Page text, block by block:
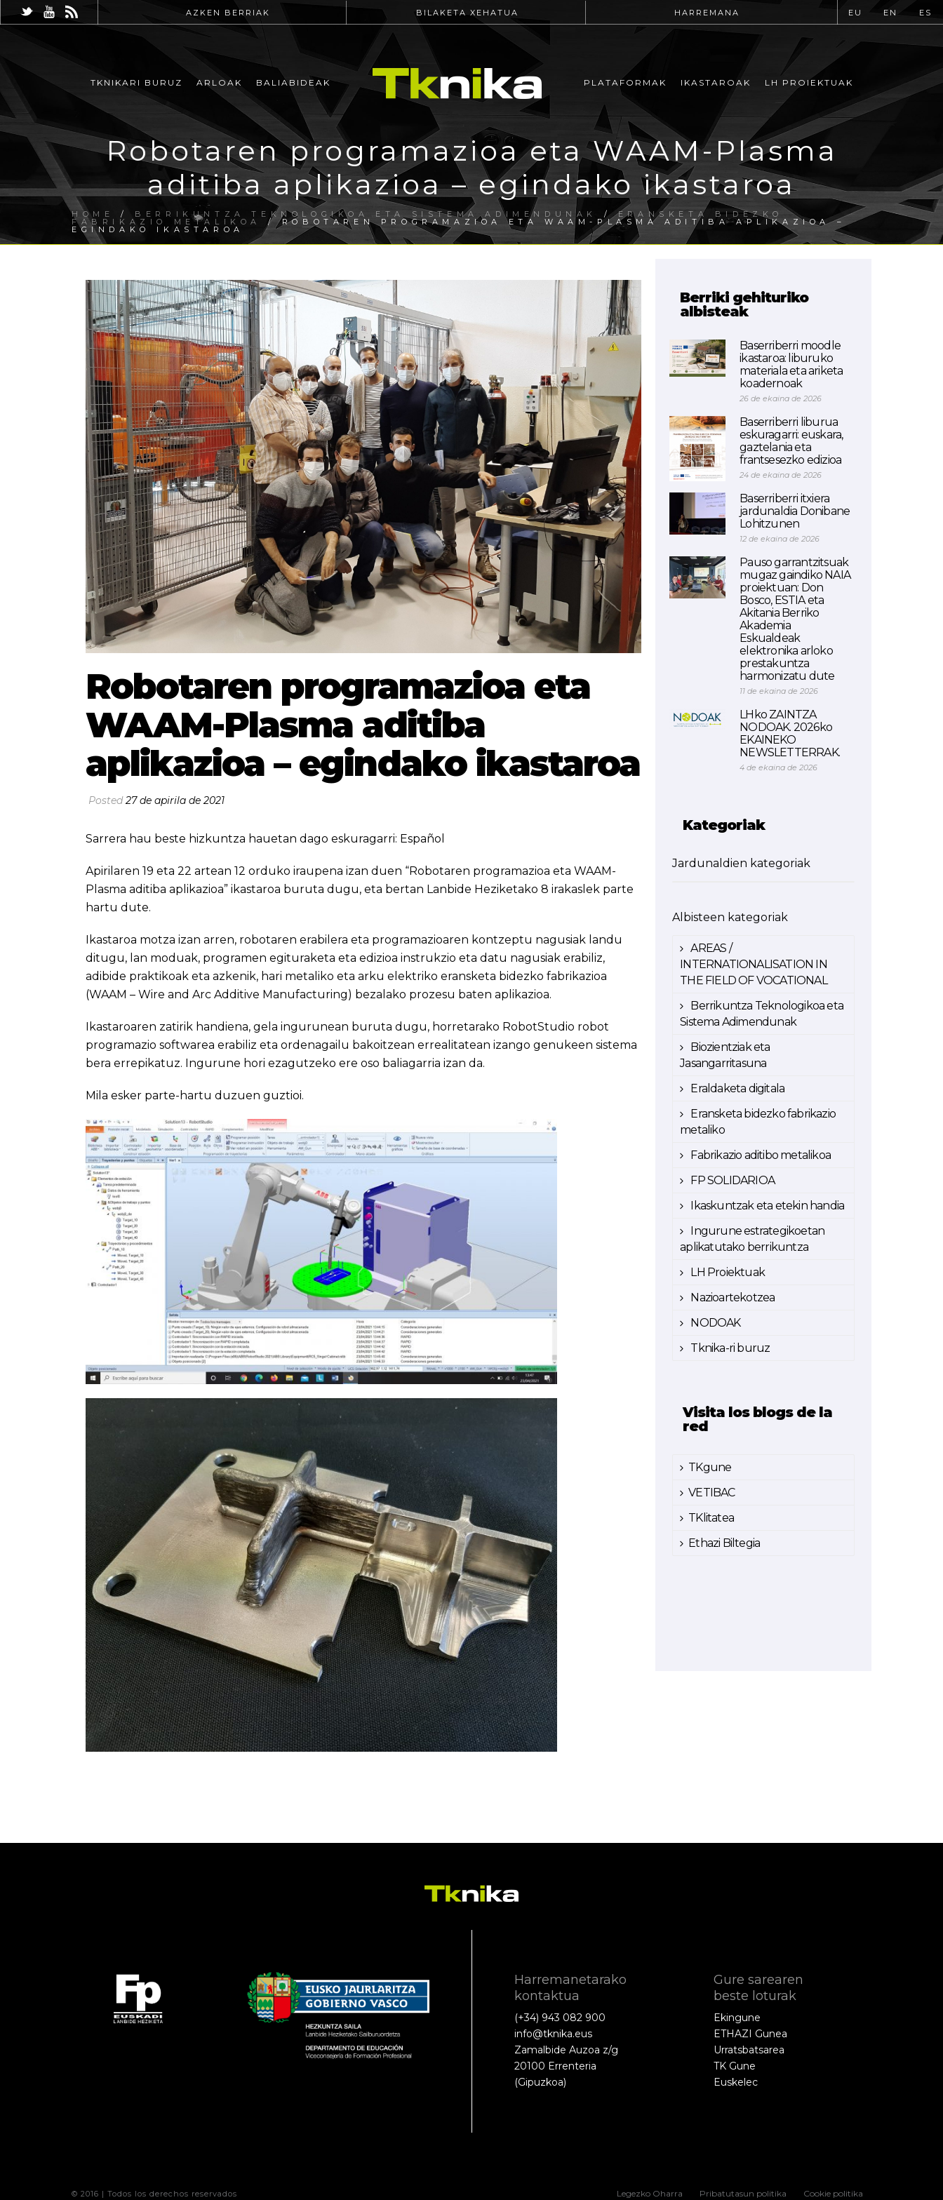
AZKEN BERRIAK BILAKETA XEHATUA HARREMANA EU EN ES
TKNIKARI BURUZ ARLOAK BALIABIDEAK PLATAFORMAK IKASTAROAK LH PROIEKTUAK
Robotaren programazioa eta WAAM-Plasma
aditiba aplikazioa – egindako ikastaroa
HOME / BERRIKUNTZA TEKNOLOGIKOA ETA SISTEMA ADIMENDUNAK /ERANSKETA BIDEZKO
FABRIKAZIO METALIKOA / ROBOTAREN PROGRAMAZIOA ETA WAAM-PLASMA ADITIBA APLIKAZIOA –
EGINDAKO IKASTAROA
Robotaren programazioa eta
WAAM-Plasma aditiba
aplikazioa – egindako ikastaroa
Posted27 de apirila de 2021
Sarrera hau beste hizkuntza hauetan dago eskuragarri: Español
Apirilaren 19 eta 22 artean 12 orduko iraupena izan duen “Robotaren programazioa eta WAAM-
Plasma aditiba aplikazioa” ikastaroa buruta dugu, eta bertan Lanbide Heziketako 8 irakaslek parte
hartu dute.
Ikastaroa motza izan arren, robotaren erabilera eta programazioaren kontzeptu nagusiak landu
ditugu, lan moduak, programen egituraketa eta edizioa instrukzio eta datu nagusiak erabiliz,
adibide praktikoak eta azkenik, hari metaliko eta arku elektriko eransketa bidezko fabrikazioa
(WAAM – Wire and Arc Additive Manufacturing) bezalako prozesu baten aplikazioa.
Ikastaroaren zatirik handiena, gela ingurunean buruta dugu, horretarako RobotStudio robot
programazio softwarea erabiliz eta ordenagailu bakoitzean errealitatean izango genukeen sistema
bera errepikatuz. Ingurune hori ezagutzeko ere oso baliagarria izan da.
Mila esker parte-hartu duzuen guztioi.
Berriki gehituriko
albisteak
Baserriberri moodle
ikastaroa: liburuko
materiala eta ariketa
koadernoak
26 de ekaina de 2026
Baserriberri liburua
eskuragarri: euskara,
gaztelania eta
frantsesezko edizioa
24 de ekaina de 2026
Baserriberri itxiera
jardunaldia Donibane
Lohitzunen
12 de ekaina de 2026
Pauso garrantzitsuak
mugaz gaindiko NAIA
proiektuan: Don
Bosco, ESTIA eta
Akitania Berriko
Akademia
Eskualdeak
elektronika arloko
prestakuntza
harmonizatu dute
11 de ekaina de 2026
LHko ZAINTZA
NODOAK. 2026ko
EKAINEKO
NEWSLETTERRAK.
4 de ekaina de 2026
Kategoriak
Jardunaldien kategoriak
Albisteen kategoriak
AREAS /
INTERNATIONALISATION IN
THE FIELD OF VOCATIONAL
Berrikuntza Teknologikoa eta
Sistema Adimendunak
Biozientziak eta
Jasangarritasuna
Eraldaketa digitala
Eransketa bidezko fabrikazio
metaliko
Fabrikazio aditibo metalikoa
FP SOLIDARIOA
Ikaskuntzak eta etekin handia
Ingurune estrategikoetan
aplikatutako berrikuntza
LH Proiektuak
Nazioartekotzea
NODOAK
Tknika-ri buruz
Visita los blogs de la
red
TKgune
VETIBAC
TKlitatea
Ethazi Biltegia
Harremanetarako
kontaktua
(+34) 943 082 900
info@tknika.eus
Zamalbide Auzoa z/g
20100 Errenteria
(Gipuzkoa)
Gure sarearen
beste loturak
Ekingune
ETHAZI Gunea
Urratsbatsarea
TK Gune
Euskelec
© 2016 | Todos los derechos reservados Legezko Oharra Pribatutasun politika Cookie politika